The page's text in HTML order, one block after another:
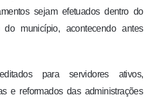
sejam efetuados dentro do
do município, acontecendo antes
para servidores ativos,
e reformados das administrações